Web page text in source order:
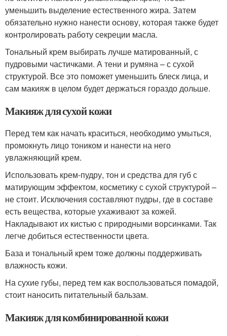
уменьшить выделение естественного жира. Затем
обязательно нужно нанести основу, которая также будет
контролировать работу секреции масла.
Тональный крем выбирать лучше матированный, с
пудровыми частичками. А тени и румяна – с сухой
структурой. Все это поможет уменьшить блеск лица, и
сам макияж в целом будет держаться гораздо дольше.
Макияж для сухой кожи
Перед тем как начать краситься, необходимо умыться,
промокнуть лицо тоником и нанести на него
увлажняющий крем.
Использовать крем-пудру, тон и средства для губ с
матирующим эффектом, косметику с сухой структурой –
не стоит. Исключения составляют пудры, где в составе
есть вещества, которые ухаживают за кожей.
Накладывают их кистью с природными ворсинками. Так
легче добиться естественности цвета.
База и тональный крем тоже должны поддерживать
влажность кожи.
На сухие губы, перед тем как воспользоваться помадой,
стоит наносить питательный бальзам.
Макияж для комбинированной кожи